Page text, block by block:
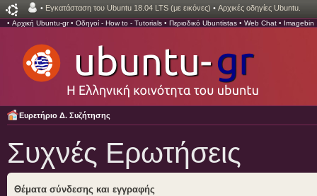
• Εγκατάσταση του Ubuntu 18.04 LTS (με εικόνες) • Αρχικές οδηγίες Ubuntu.
• Αρχική Ubuntu-gr• Οδηγοί - How to - Tutorials • Περιοδικό Ubuntistas • Web Chat • Imagebin
Ευρετήριο Δ. Συζήτησης
Συχνές Ερωτήσεις
Θέματα σύνδεσης και εγγραφής